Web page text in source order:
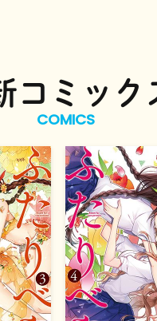
コミック
COMICS